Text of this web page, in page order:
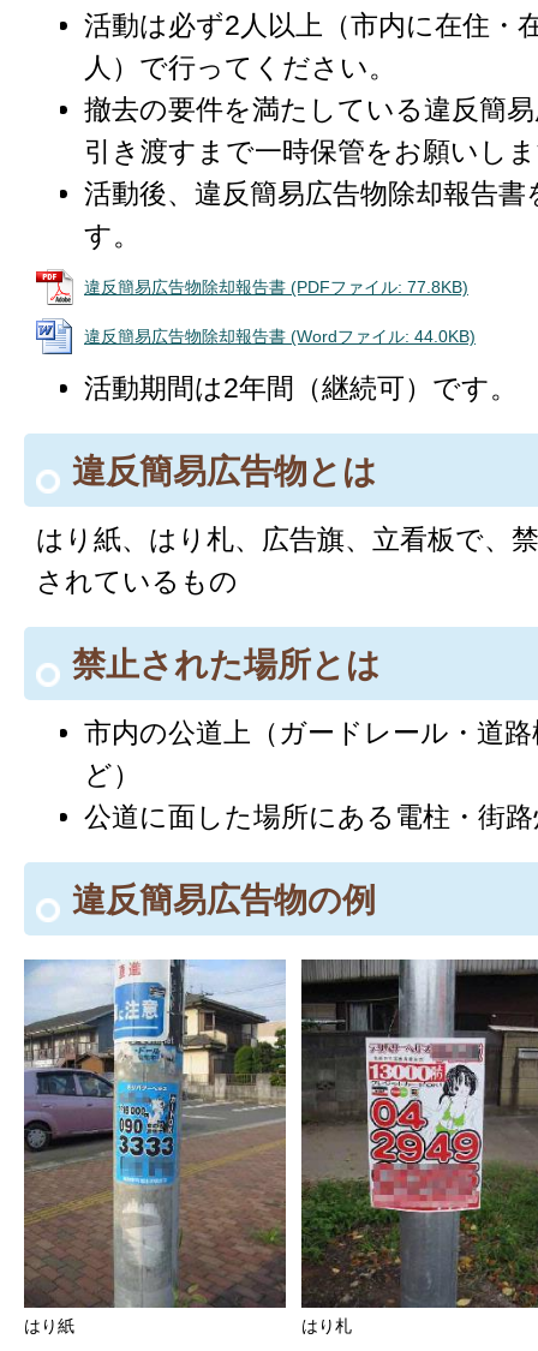
活動は必ず2人以上（市内に在住・
人）で行ってください。
撤去の要件を満たしている違反簡
引き渡すまで一時保管をお願いし
活動後、違反簡易広告物除却報告
す。
違反簡易広告物除却報告書 (PDFファイル: 77.8KB)
違反簡易広告物除却報告書 (Wordファイル: 44.0KB)
活動期間は2年間（継続可）です。
違反簡易広告物とは
はり紙、はり札、広告旗、立看板で、
されているもの
禁止された場所とは
市内の公道上（ガードレール・道
ど）
公道に面した場所にある電柱・街
違反簡易広告物の例
はり紙 はり札